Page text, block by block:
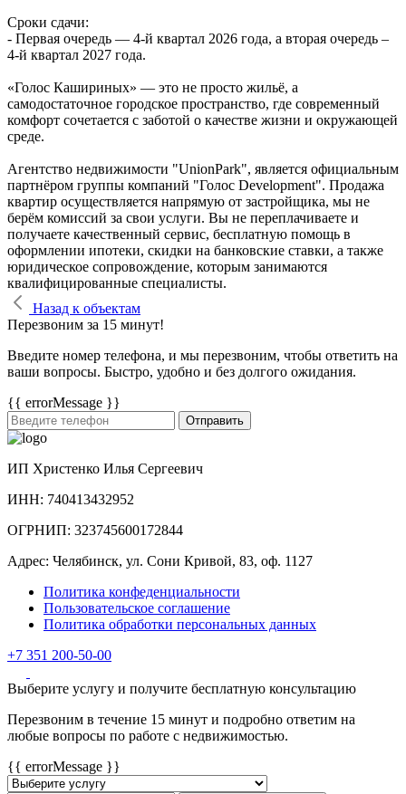
Сроки сдачи:
- Первая очередь — 4‑й квартал 2026 года, а вторая очередь –
4-й квартал 2027 года.
«Голос Кашириных» — это не просто жильё, а
самодостаточное городское пространство, где современный
комфорт сочетается с заботой о качестве жизни и окружающей
среде.
Агентство недвижимости "UnionPark", является официальным
партнёром группы компаний "Голос Development". Продажа
квартир осуществляется напрямую от застройщика, мы не
берём комиссий за свои услуги. Вы не переплачиваете и
получаете качественный сервис, бесплатную помощь в
оформлении ипотеки, скидки на банковские ставки, а также
юридическое сопровождение, которым занимаются
квалифицированные специалисты.
Назад к объектам
Перезвоним за 15 минут!
Введите номер телефона, и мы перезвоним, чтобы ответить на
ваши вопросы. Быстро, удобно и без долгого ожидания.
{{ errorMessage }}
Отправить
ИП Христенко Илья Сергеевич
ИНН: 740413432952
ОГРНИП: 323745600172844
Адрес: Челябинск, ул. Сони Кривой, 83, оф. 1127
Политика конфеденциальности
Пользовательское соглашение
Политика обработки персональных данных
+7 351 200-50-00
Выберите услугу и получите бесплатную консультацию
Перезвоним в течение 15 минут и подробно ответим на
любые вопросы по работе с недвижимостью.
{{ errorMessage }}